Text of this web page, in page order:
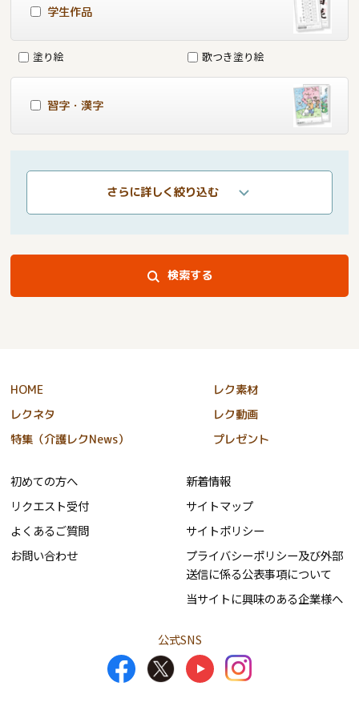
学生作品
塗り絵 歌つき塗り絵
習字・漢字
さらに詳しく絞り込む
検索する
HOME
レク素材
レクネタ
レク動画
特集（介護レクNews）
プレゼント
初めての方へ
リクエスト受付
よくあるご質問
お問い合わせ
新着情報
サイトマップ
サイトポリシー
プライバシーポリシー及び外部
送信に係る公表事項について
当サイトに興味のある企業様へ
公式SNS